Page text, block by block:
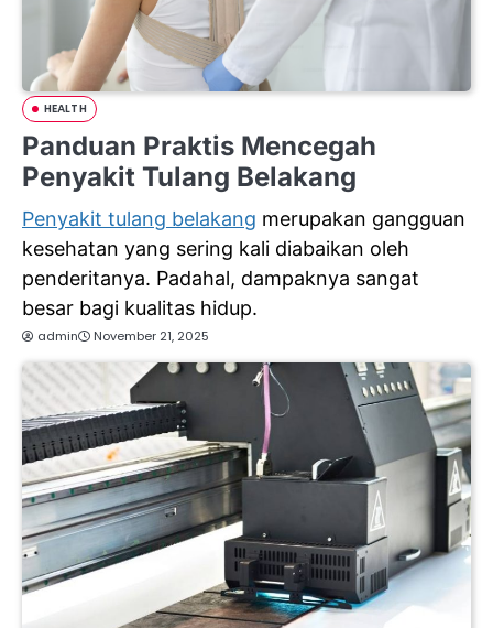
HEALTH
Panduan Praktis Mencegah
Penyakit Tulang Belakang
Penyakit tulang belakang merupakan gangguan
kesehatan yang sering kali diabaikan oleh
penderitanya. Padahal, dampaknya sangat
besar bagi kualitas hidup.
admin November 21, 2025